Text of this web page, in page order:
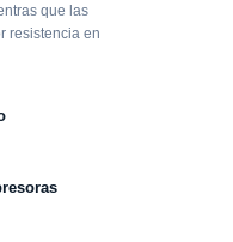
que las
resistencia en